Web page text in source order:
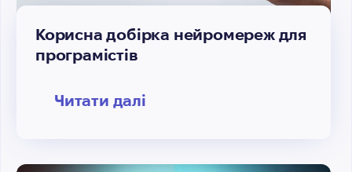
Корисна добірка нейромереж для
програмістів
Читати далі